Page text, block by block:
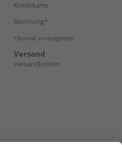
Kreditkarte
Rechnung*
*Bonität vorausgesetzt
Versand
Versandkosten